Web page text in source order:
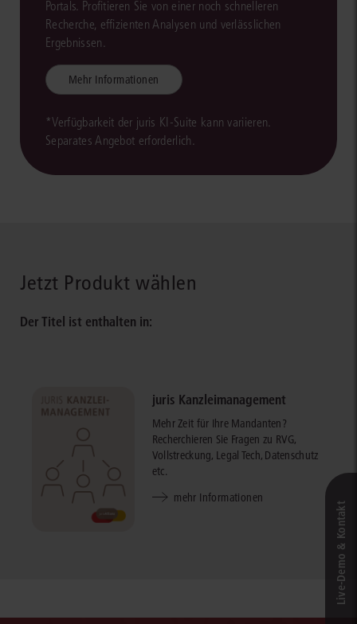
Portals. Profitieren Sie von einer noch schnelleren
Recherche, effizienten Analysen und verlässlichen
Ergebnissen.
Mehr Informationen
*Verfügbarkeit der juris KI-Suite kann variieren.
Separates Angebot erforderlich.
Jetzt Produkt wählen
Der Titel ist enthalten in:
juris Kanzleimanagement
Mehr Zeit für Ihre Mandanten?
Recherchieren Sie Fragen zu RVG,
Vollstreckung, Legal Tech, Datenschutz
etc.
mehr Informationen
Live‑Demo & Kontakt